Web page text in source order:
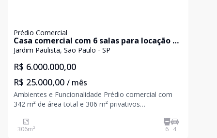
Prédio Comercial
Casa comercial com 6 salas para locação e
venda no Jardim Paulista
Jardim Paulista, São Paulo - SP
R$ 6.000.000,00
R$ 25.000,00 / mês
Ambientes e Funcionalidade Prédio comercial com
342 m² de área total e 306 m² privativos
clínicas, escritórios ou showroom Ambientes
distribuídos de forma funcional, favorecendo
306m² 6 4